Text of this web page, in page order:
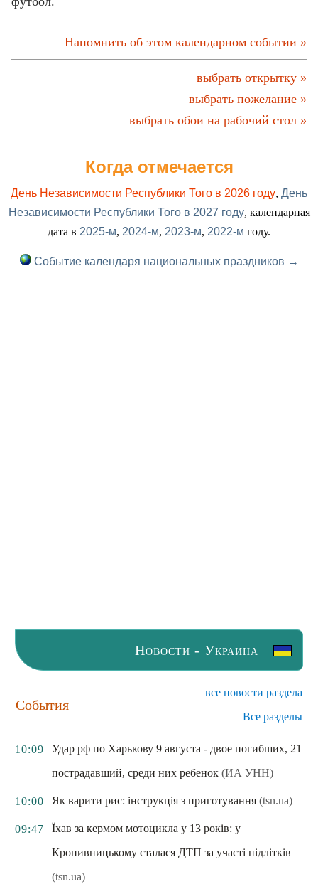
Напомнить об этом календарном событии »
выбрать открытку »
выбрать пожелание »
выбрать обои на рабочий стол »
Когда отмечается
День Независимости Республики Того в 2026 году, День
Независимости Республики Того в 2027 году, календарная
дата в 2025-м, 2024-м, 2023-м, 2022-м году.
Событие календаря национальных праздников →
Новости - Украина
События
все новости раздела
Все разделы
10:09
Удар рф по Харькову 9 августа - двое погибших, 21
пострадавший, среди них ребенок (ИА УНН)
10:00 Як варити рис: інструкція з приготування (tsn.ua)
09:47
Їхав за кермом мотоцикла у 13 років: у
Кропивницькому сталася ДТП за участі підлітків
(tsn.ua)